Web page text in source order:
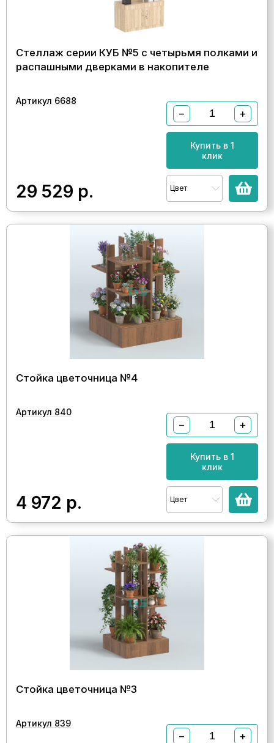
Стеллаж серии КУБ №5 с четырьмя полками и
распашными дверками в накопителе
Артикул 6688
29 529 р.
− +
Купить в 1
клик
Цвет
Стойка цветочница №4
Артикул 840
4 972 р.
− +
Купить в 1
клик
Цвет
Стойка цветочница №3
Артикул 839
− +